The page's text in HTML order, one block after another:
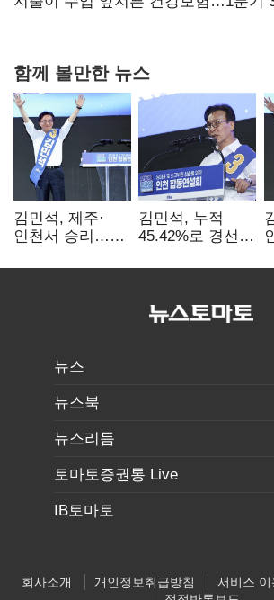
함께 볼만한 뉴스
김민석, 제주·
인천서 승리…
탈환'(종합)
김민석, 누적
45.42%로 경선
격차
뉴스
뉴스북
뉴스리듬
토마토증권통 Live
IB토마토
회사소개 개인정보취급방침 서비스 이